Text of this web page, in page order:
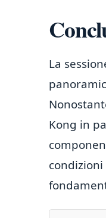
La
Kong in